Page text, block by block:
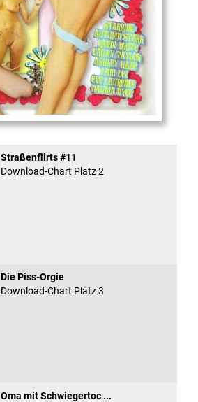
Straßenflirts #11
Download-Chart Platz 2
Die Piss-Orgie
Download-Chart Platz 3
Oma mit Schwiegertoc ...